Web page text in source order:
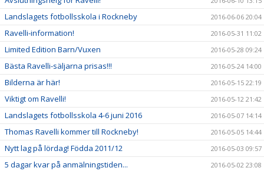
Landslagets fotbollsskola i Rockneby 2016-06-06 20:04
Ravelli-information! 2016-05-31 11:02
Limited Edition Barn/Vuxen 2016-05-28 09:24
Bästa Ravelli-säljarna prisas!!! 2016-05-24 14:00
Bilderna är här! 2016-05-15 22:19
Viktigt om Ravelli! 2016-05-12 21:42
Landslagets fotbollsskola 4-6 juni 2016 2016-05-07 14:14
Thomas Ravelli kommer till Rockneby! 2016-05-05 14:44
Nytt lag på lördag! Födda 2011/12 2016-05-03 09:57
5 dagar kvar på anmälningstiden... 2016-05-02 23:08